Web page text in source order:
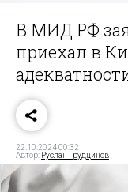
В МИД РФ
приехал в
22.10.2024 00:32
Автор: Руслан Грудцинов